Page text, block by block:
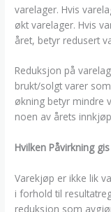
varelager. Hvis
økt varelager. Hvis
året, betyr redusert
Reduksjon på
brukt/solgt varer
økning betyr mindre
noen av årets
Hvilken Påvirkning
Varekjøp er ikke lik
i forhold til
reduksjon som